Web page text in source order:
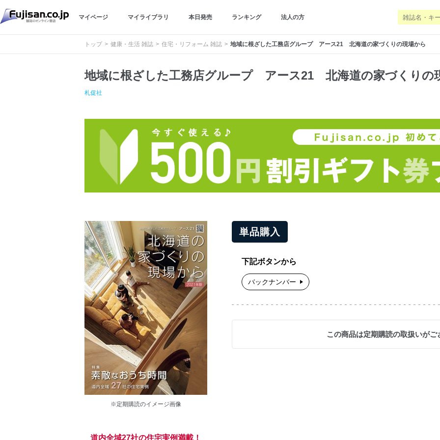
マイページ マイライブラリ 本日発売 ランキング 法人の方
トップ 健康・生活 雑誌 住宅・リフォーム 雑誌 地域に根ざした工務店グループ アース21 北海道の家づくりの現場から
地域に根ざした工務店グループ アース21 北海道の家づくりの
札促社
※定期購読のイメージ画像
道内全域27社の住宅実例満載！
単品購入
下記ボタンから
バックナンバー
この商品は定期購読の取扱いがご